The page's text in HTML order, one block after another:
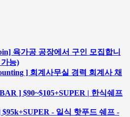
육가공 공장에서 구인 모집합니
능)
] 회계사무실 경력 회계사 채
] $90~$105+SUPER | 한식쉐프
- 일식 핫푸드 쉐프 -